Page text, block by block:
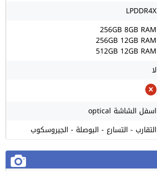
LPDDR4X
256GB 8GB RAM
256GB 12GB RAM
512GB 12GB RAM
لا
اسفل الشاشة optical
التقارب - التسارع - البوصلة - الجيروسكوب